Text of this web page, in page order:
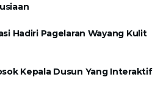
Hadiri Pagelaran Wayang Kulit
Kepala Dusun Yang Interaktif